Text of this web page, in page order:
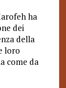
ha
dei
della
loro
come da